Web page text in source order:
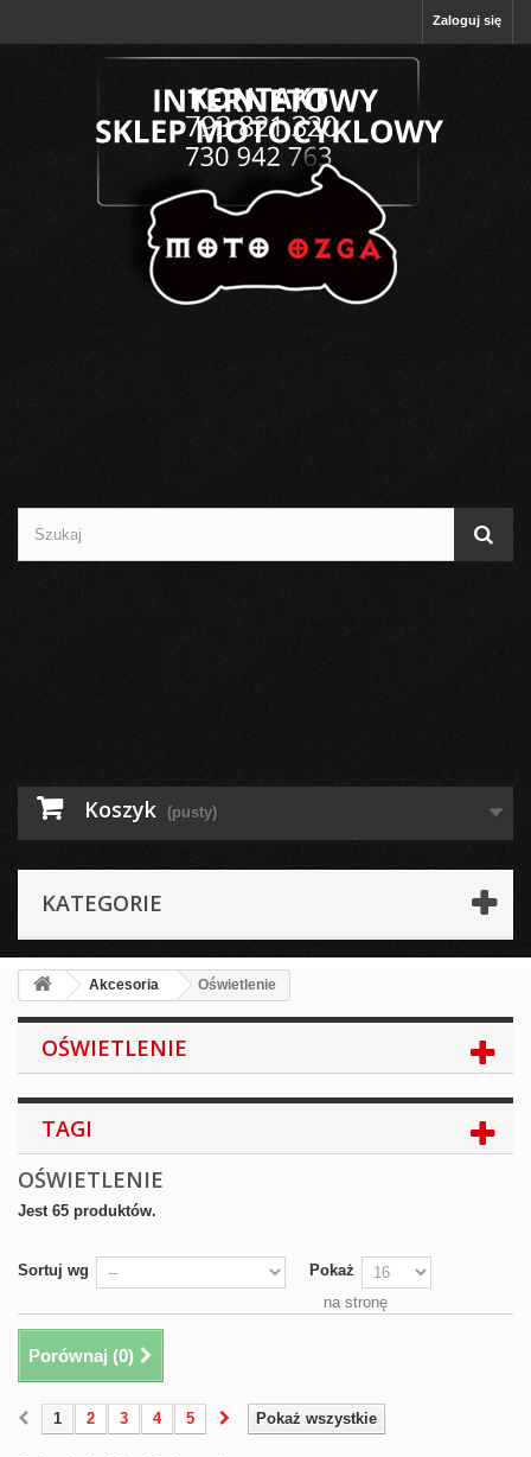
Zaloguj się
Koszyk (pusty)
KATEGORIE
Akcesoria Oświetlenie
OŚWIETLENIE
TAGI
OŚWIETLENIE
Jest 65 produktów.
Sortuj wg
Pokaż
na stronę
Porównaj (0)
Pokaż wszystkie
1 2 3 4 5